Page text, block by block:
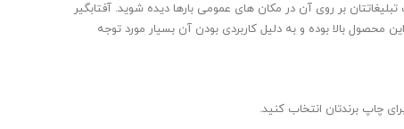
بر روی آن در مکان های عمومی بارها دیده شوید. آفتابگیر
بالا بوده و به دلیل کاربردی بودن آن بسیار مورد توجه
چاپ برندتان انتخاب کنید.